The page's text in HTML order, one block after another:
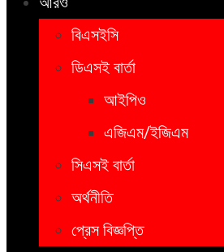
বিএসইসি
ডিএসই বার্তা
আইপিও
এজিএম/ইজিএম
সিএসই বার্তা
অর্থনীতি
প্রেস বিজ্ঞপ্তি